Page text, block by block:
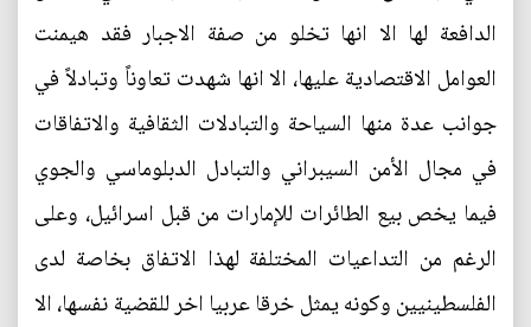
الدافعة لها الا انها تخلو من صفة الاجبار فقد هيمنت
العوامل الاقتصادية عليها، الا انها شهدت تعاوناً وتبادلاً في
جوانب عدة منها السياحة والتبادلات الثقافية والاتفاقات
في مجال الأمن السيبراني والتبادل الدبلوماسي والجوي
فيما يخص بيع الطائرات للإمارات من قبل اسرائيل، وعلى
الرغم من التداعيات المختلفة لهذا الاتفاق بخاصة لدى
الفلسطينيين وكونه يمثل خرقا عربيا اخر للقضية نفسها، الا